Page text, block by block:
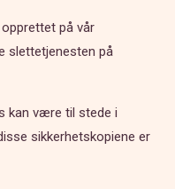
på vår
slettetjenesten på
kan være til stede i
sikkerhetskopiene er